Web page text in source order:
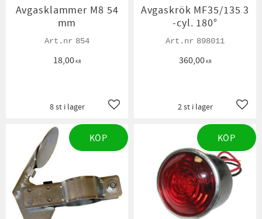
Avgasklammer M8 54
mm
854
18,00KR
Lägg till i favoriter
8 st i lager
Avgaskrök MF35/135 3
-cyl. 180°
898011
360,00KR
2 st i lager
KÖP KÖP